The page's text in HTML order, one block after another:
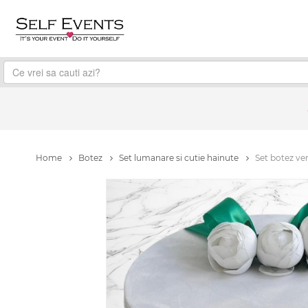
Home Botez Set lumanare si cutie hainute Set botez